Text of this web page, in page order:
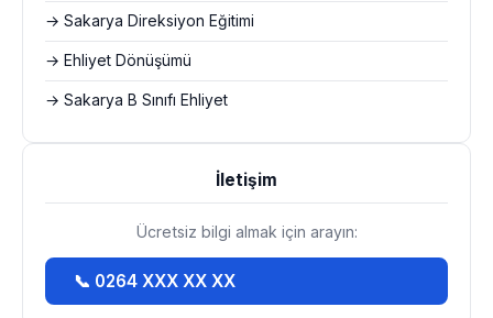
→ Sakarya Direksiyon Eğitimi
→ Ehliyet Dönüşümü
→ Sakarya B Sınıfı Ehliyet
İletişim
Ücretsiz bilgi almak için arayın:
📞 0264 XXX XX XX